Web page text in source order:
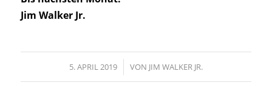
Jim Walker Jr.
5. APRIL 2019
/ VON JIM WALKER JR.